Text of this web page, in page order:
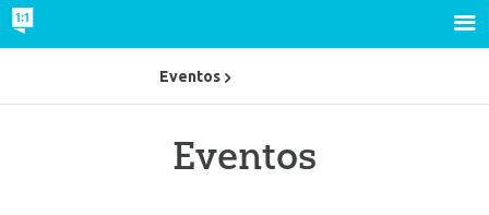
Eventos
Eventos